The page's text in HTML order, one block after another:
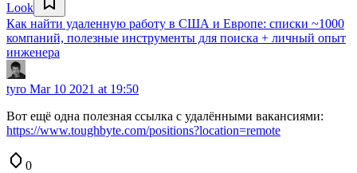
Look
Как найти удаленную работу в США и Европе: списки ~1000
компаний, полезные инструменты для поиска + личный опыт
инженера
tyro Mar 10 2021 at 19:50
Вот ещё одна полезная ссылка с удалёнными вакансиями:
https://www.toughbyte.com/positions?location=remote
0